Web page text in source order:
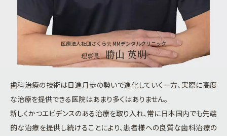
医療法人社団さくら会 MMデンタルクリニック
理事長 勝山 英明
歯科治療の技術は日進月歩の勢いで進化していく一方、実際に高度
な治療を提供できる医院はあまり多くはありません。
新しくかつエビデンスのある治療を取り入れ、常に日本国内でも先端
的な治療を提供し続けることにより、患者様への良質な歯科治療の